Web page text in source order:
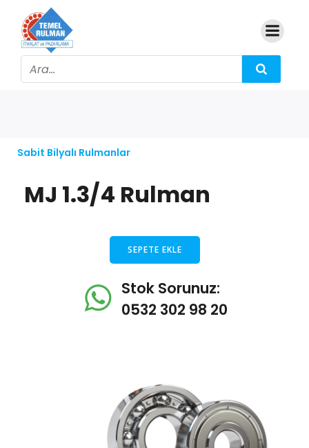
Sabit Bilyalı Rulmanlar
MJ 1.3/4 Rulman
SEPETE EKLE
Stok Sorunuz:
0532 302 98 20